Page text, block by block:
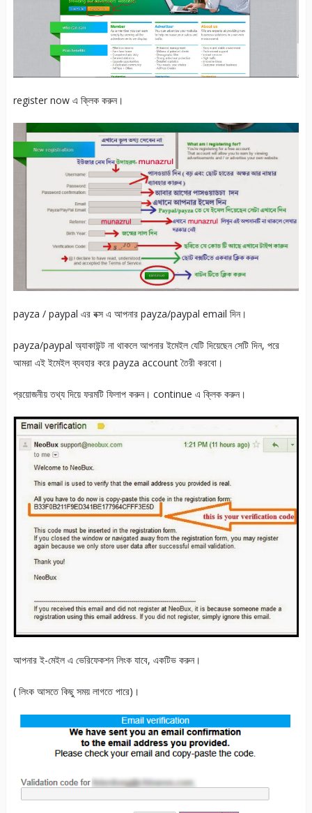
register now এ ক্লিক করুন।
payza / paypal এর বক্স এ আপনার payza/paypal email দিন।
payza/paypal অ্যাকাউন্ট না থাকলে আপনার ইমেইল যেটি দিয়েছেন সেটি দিন, পরে
আমরা এই ইমেইল ব্যবহার করে payza account তৈরী করবো।
প্রয়োজনীয় তথ্য দিয়ে ফরমটি ফিলাপ করুন। continue এ ক্লিক করুন।
আপনার ই-মেইল এ ভেরিফেকশন লিংক যাবে, একটিভ করুন।
( লিংক আসতে কিছু সময় লাগতে পারে)।